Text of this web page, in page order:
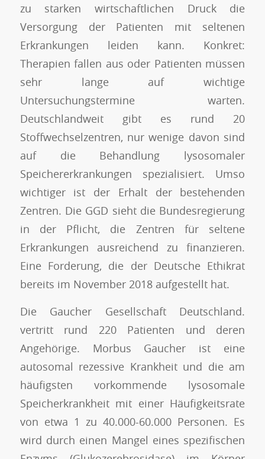
zu starken wirtschaftlichen Druck die
Versorgung der Patienten mit seltenen
Erkrankungen leiden kann. Konkret:
Therapien fallen aus oder Patienten müssen
sehr lange auf wichtige
Untersuchungstermine warten.
Deutschlandweit gibt es rund 20
Stoffwechselzentren, nur wenige davon sind
auf die Behandlung lysosomaler
Speichererkrankungen spezialisiert. Umso
wichtiger ist der Erhalt der bestehenden
Zentren. Die GGD sieht die Bundesregierung
in der Pflicht, die Zentren für seltene
Erkrankungen ausreichend zu finanzieren.
Eine Forderung, die der Deutsche Ethikrat
bereits im November 2018 aufgestellt hat.
Die Gaucher Gesellschaft Deutschland.
vertritt rund 220 Patienten und deren
Angehörige. Morbus Gaucher ist eine
autosomal rezessive Krankheit und die am
häufigsten vorkommende lysosomale
Speicherkrankheit mit einer Häufigkeitsrate
von etwa 1 zu 40.000-60.000 Personen. Es
wird durch einen Mangel eines spezifischen